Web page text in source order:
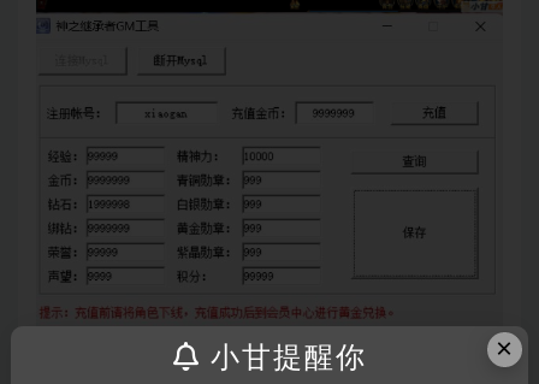
×
小甘提醒你